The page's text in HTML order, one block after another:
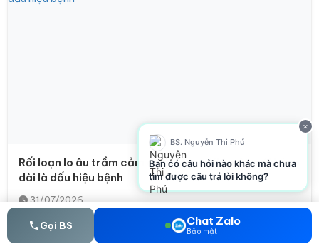
Rối loạn lo âu trầm cảm ở người trẻ: Khi mệt mỏi kéo
dài là dấu hiệu bệnh
31/07/2026
×
BS. Nguyễn Thi Phú
Bạn có câu hỏi nào khác mà chưa
tìm được câu trả lời không?
Gọi BS Chat Zalo
Bảo mật